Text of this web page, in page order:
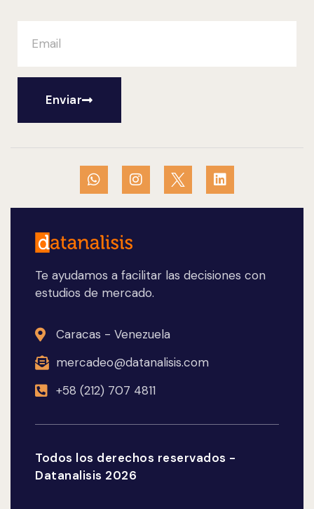
Te ayudamos a facilitar las decisiones con
estudios de mercado.
Caracas - Venezuela
mercadeo@datanalisis.com
+58 (212) 707 4811
Todos los derechos reservados -
Datanalisis 2026
Enviar